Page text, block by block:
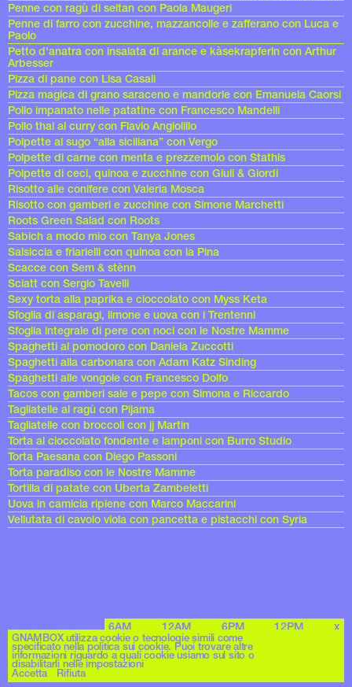
Penne con ragù di seitan con Paola Maugeri
Penne di farro con zucchine, mazzancolle e zafferano con Luca e
Paolo
Petto d'anatra con insalata di arance e kàsekrapferln con Arthur
Arbesser
Pizza di pane con Lisa Casali
Pizza magica di grano saraceno e mandorle con Emanuela Caorsi
Pollo impanato nelle patatine con Francesco Mandelli
Pollo thai al curry con Flavio Angiolillo
Polpette al sugo “alla siciliana” con Vergo
Polpette di carne con menta e prezzemolo con Stathis
Polpette di ceci, quinoa e zucchine con Giuli & Giordi
Risotto alle conifere con Valeria Mosca
Risotto con gamberi e zucchine con Simone Marchetti
Roots Green Salad con Roots
Sabich a modo mio con Tanya Jones
Salsiccia e friarielli con quinoa con la Pina
Scacce con Sem & stènn
Sciatt con Sergio Tavelli
Sexy torta alla paprika e cioccolato con Myss Keta
Sfoglia di asparagi, limone e uova con i Trentenni
Sfoglia integrale di pere con noci con le Nostre Mamme
Spaghetti al pomodoro con Daniela Zuccotti
Spaghetti alla carbonara con Adam Katz Sinding
Spaghetti alle vongole con Francesco Dolfo
Tacos con gamberi sale e pepe con Simona e Riccardo
Tagliatelle al ragù con Pijama
Tagliatelle con broccoli con jj Martin
Torta al cioccolato fondente e lamponi con Burro Studio
Torta Paesana con Diego Passoni
Torta paradiso con le Nostre Mamme
Tortilla di patate con Uberta Zambeletti
Uova in camicia ripiene con Marco Maccarini
Vellutata di cavolo viola con pancetta e pistacchi con Syria
Archives
6AM 12AM 6PM 12PM x
GNAMBOX utilizza cookie o tecnologie simili come
specificato nella politica sui cookie. Puoi trovare altre
informazioni riguardo a quali cookie usiamo sul sito o
disabilitarli nelle impostazioni
Accetta Rifiuta